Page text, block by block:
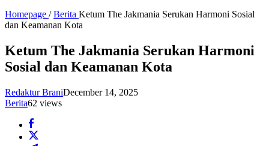
Homepage / Berita Ketum The Jakmania Serukan Harmoni Sosial
dan Keamanan Kota
Ketum The Jakmania Serukan Harmoni
Sosial dan Keamanan Kota
Redaktur BraniDecember 14, 2025
Berita62 views